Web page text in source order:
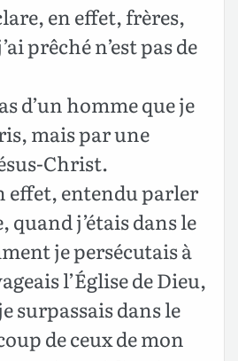
en effet, frères,
prêché n’est pas de
d’un homme que je
mais par une
Christ.
effet, entendu parler
quand j’étais dans le
je persécutais à
l’Église de Dieu,
surpassais dans le
de ceux de mon